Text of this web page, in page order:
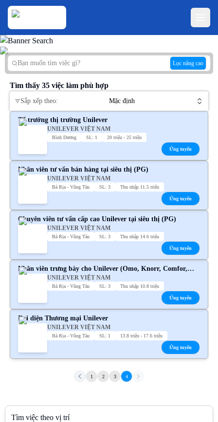
Lọc nâng cao
Tìm thấy 35 việc làm phù hợp
Sắp xếp theo: Mặc định
Tổ trưởng thị trường Unilever
UNILEVER VIỆT NAM
Bình Dương SL: 1 20 triệu - 25 triệu
Ứng tuyển
Nhân viên tư vấn bán hàng tại siêu thị (PG)
UNILEVER VIỆT NAM
Bà Rịa - Vũng Tàu SL: 3 Thu nhập 11.5 triệu
Ứng tuyển
Chuyên viên tư vấn cấp cao Unilever tại siêu thị (PG)
UNILEVER VIỆT NAM
Bà Rịa - Vũng Tàu SL: 3 Thu nhập 14.6 triệu
Ứng tuyển
Nhân viên trưng bày cho Unilever (Omo, Knorr, Comfor,
Sunsilk, P/S,...)UNILEVER VIỆT NAM
Bà Rịa - Vũng Tàu SL: 3 Thu nhập 10.8 triệu
Ứng tuyển
Đại diện Thương mại Unilever
UNILEVER VIỆT NAM
Bà Rịa - Vũng Tàu SL: 1 13.8 triệu - 17.6 triệu
Ứng tuyển
1 2 3 4
Tìm việc theo vị trí